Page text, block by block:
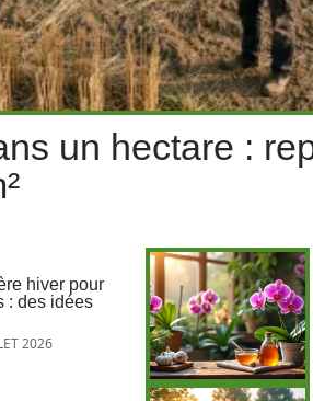
un hectare :
hiver pour
: des idées
2026